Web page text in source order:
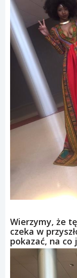
Wierzymy, że
czeka w
pokazać, na co